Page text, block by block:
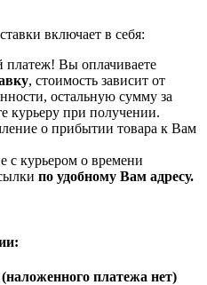
включает в себя:
Вы оплачиваете
, стоимость зависит от
остальную сумму за
курьеру при получении.
о прибытии товара к Вам
с курьером о времени
по удобному Вам адресу.
платежа нет)